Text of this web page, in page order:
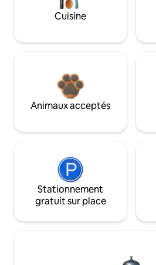
Cuisine
Animaux acceptés
Stationnement
gratuit sur place